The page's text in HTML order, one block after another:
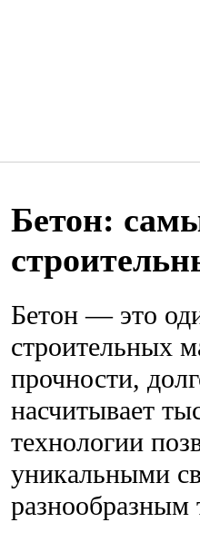
Бетон:
Бетон — это
строительных
прочности,
насчитывает
технологии
уникальными
разнообразным